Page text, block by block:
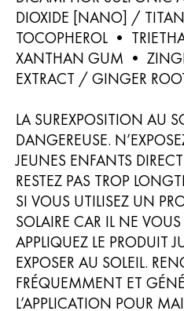
DIOXIDE [NANO] /
TOCOPHEROL •
XANTHAN GUM •
EXTRACT / GINGER
LA SUREXPOSITION AU
DANGEREUSE.
JEUNES ENFANTS
RESTEZ PAS TROP
SI VOUS UTILISEZ UN
SOLAIRE CAR IL NE
APPLIQUEZ LE PRODUIT
EXPOSER AU SOLEIL.
FRÉQUEMMENT ET
L’APPLICATION POUR